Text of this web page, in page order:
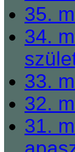
35.
34.
33.
32.
31.